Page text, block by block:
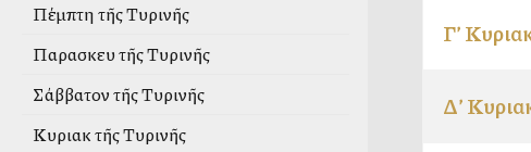
Πέμπτη τῆς Τυρινῆς
Παρασκευὴ τῆς Τυρινῆς
Σάββατον τῆς Τυρινῆς
Κυριακὴ τῆς Τυρινῆς
Γ’
Δ’